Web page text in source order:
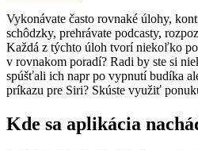
Vykonávate často rovnaké úlohy,
schôdzky, prehrávate podcasty,
Každá z týchto úloh tvorí niekoľko
v rovnakom poradí? Radi by ste si
spúšťali ich napr po vypnutí budíka
príkazu pre Siri? Skúste využiť
Kde sa aplikácia